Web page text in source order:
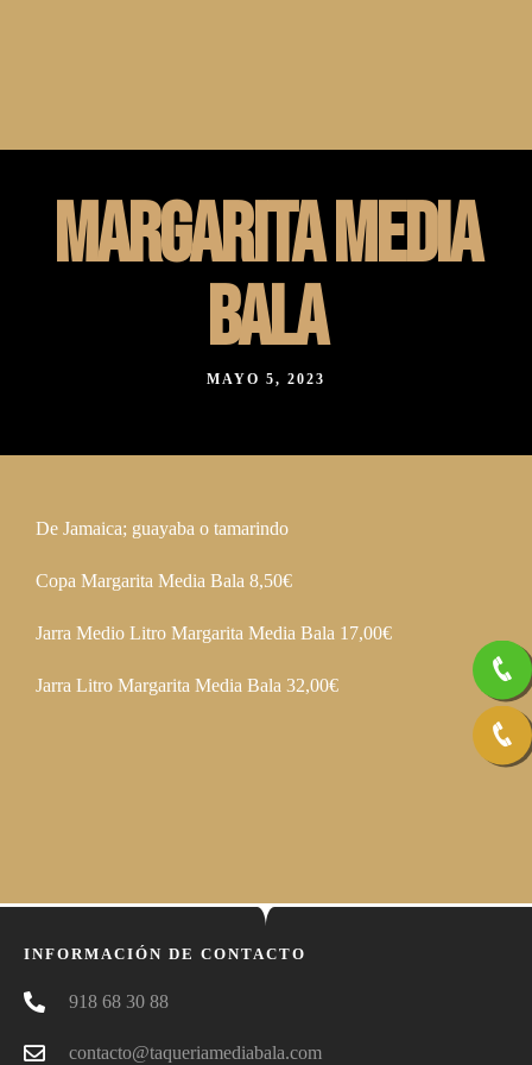
MARGARITA MEDIA
BALA
MAYO 5, 2023
De Jamaica; guayaba o tamarindo
Copa Margarita Media Bala 8,50€
Jarra Medio Litro Margarita Media Bala 17,00€
Jarra Litro Margarita Media Bala 32,00€
INFORMACIÓN DE CONTACTO
918 68 30 88
contacto@taqueriamediabala.com